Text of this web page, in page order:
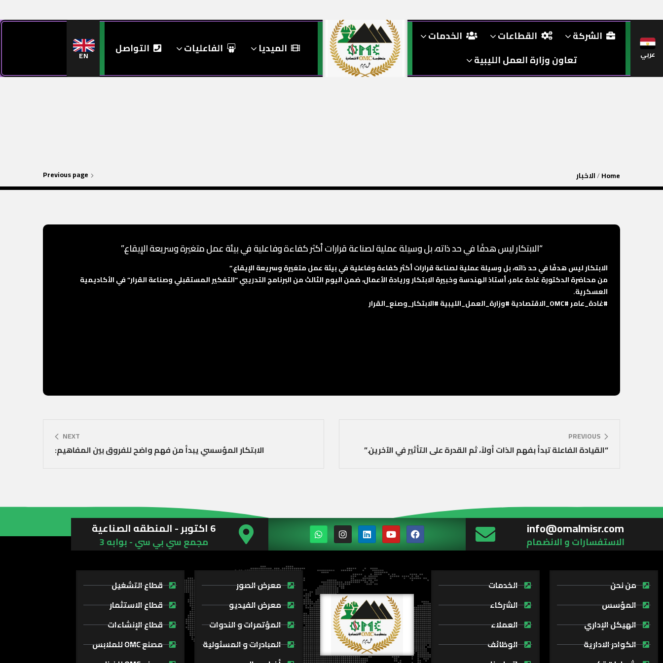
عربي
الشركة القطاعات
الخدمات
تعاون وزارة العمل الليبية
الميديا الفاعليات التواصل EN
Home
/الاخبار Previous page
“الابتكار ليس هدفًا في حد ذاته، بل وسيلة عملية لصناعة قرارات أكثر كفاءة وفاعلية في بيئة عمل متغيرة وسريعة الإيقاع.”
الابتكار ليس هدفًا في حد ذاته، بل وسيلة عملية لصناعة قرارات أكثر كفاءة وفاعلية في بيئة عمل متغيرة وسريعة الإيقاع.”
من محاضرة الدكتورة غادة عامر، أستاذ الهندسة وخبيرة الابتكار وريادة الأعمال، ضمن اليوم الثالث من البرنامج التدريبي “التفكير المستقبلي وصناعة القرار” في الأكاديمية
العسكرية.
#غادة_عامر#OMC_الاقتصادية #وزارة_العمل_الليبية#الابتكار_وصنع_القرار
PREVIOUS
“القيادة الفاعلة تبدأ بفهم الذات أولاً، ثم القدرة على التأثير في الآخرين.”
NEXT
الابتكار المؤسسي يبدأ من فهم واضح للفروق بين المفاهيم:
info@omalmisr.com
الاستفسارات و الانضمام
6 اكتوبر - المنطقه الصناعية
مجمع سي بي سي - بوابه 3
من نحن
المؤسس
الهيكل الإداري
الكوادر الادارية
الخدمات
الشركاء
العملاء
الوظائف
معرض الصور
معرض الفيديو
المؤتمرات و الندوات
المبادرات و المسئولية
قطاع التشغيل
قطاع الاستثمار
قطاع الإنشاءات
مصنع OMC للملابس